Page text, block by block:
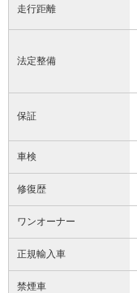
走行距離
法定整備
保証
車検
修復歴
ワンオーナー
正規輸入車
禁煙車